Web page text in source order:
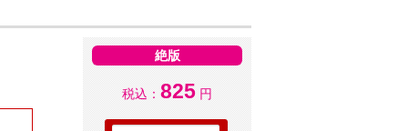
絶版
税込： 825 円